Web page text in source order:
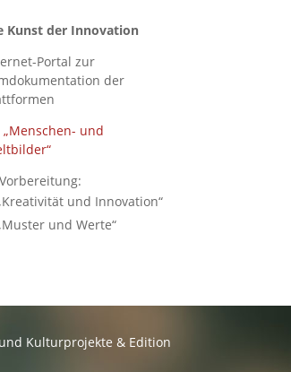
Kunst der Innovation
Portal zur
der
„Menschen- und
und Innovation“
und Werte“
Kulturprojekte & Edition